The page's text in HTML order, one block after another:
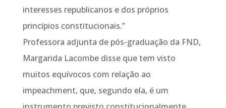
interesses republicanos e dos próprios
princípios constitucionais.”
Professora adjunta de pós-graduação da FND,
Margarida Lacombe disse que tem visto
muitos equívocos com relação ao
impeachment, que, segundo ela, é um